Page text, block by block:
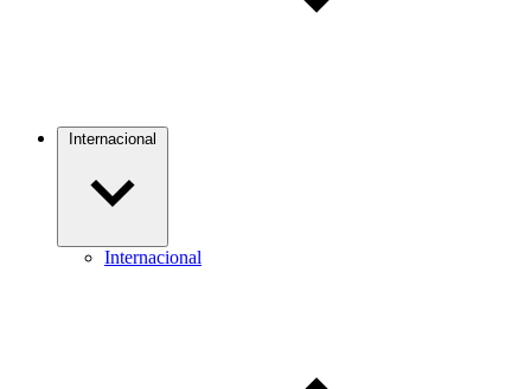
Internacional
Internacional